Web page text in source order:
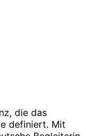
die das
definiert. Mit